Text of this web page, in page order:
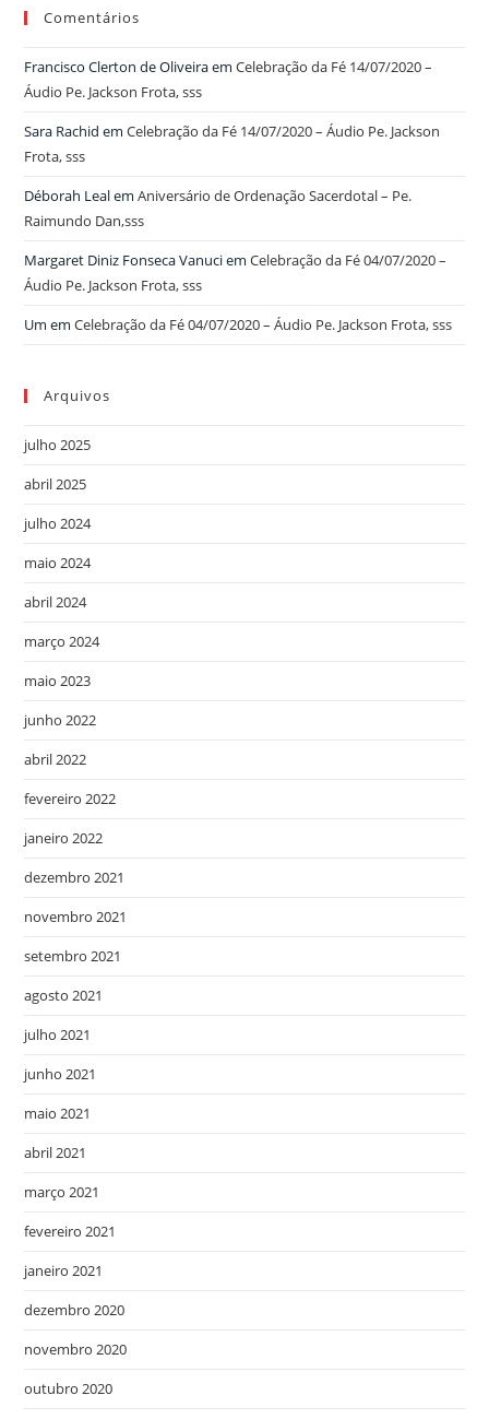
Comentários
Francisco Clerton de OliveiraemCelebração da Fé 14/07/2020 –
Áudio Pe. Jackson Frota, sss
Sara Rachid emCelebração da Fé 14/07/2020 – Áudio Pe. Jackson
Frota, sss
Déborah LealemAniversário de Ordenação Sacerdotal – Pe.
Raimundo Dan,sss
Margaret Diniz Fonseca VanuciemCelebração da Fé 04/07/2020 –
Áudio Pe. Jackson Frota, sss
Um emCelebração da Fé 04/07/2020 – Áudio Pe. Jackson Frota, sss
Arquivos
julho 2025
abril 2025
julho 2024
maio 2024
abril 2024
março 2024
maio 2023
junho 2022
abril 2022
fevereiro 2022
janeiro 2022
dezembro 2021
novembro 2021
setembro 2021
agosto 2021
julho 2021
junho 2021
maio 2021
abril 2021
março 2021
fevereiro 2021
janeiro 2021
dezembro 2020
novembro 2020
outubro 2020